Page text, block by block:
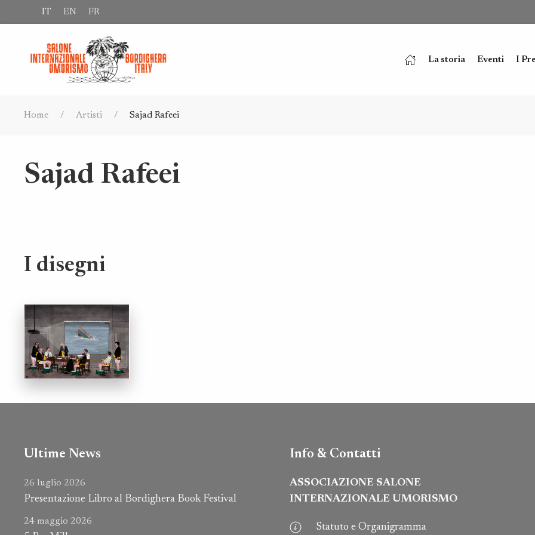
IT EN FR
La storia Eventi I
Home Artisti Sajad Rafeei
Sajad Rafeei
I disegni
Ultime News
26 luglio 2026
Presentazione Libro al Bordighera Book Festival
24 maggio 2026
Info & Contatti
ASSOCIAZIONE SALONE
INTERNAZIONALE UMORISMO
Statuto e Organigramma